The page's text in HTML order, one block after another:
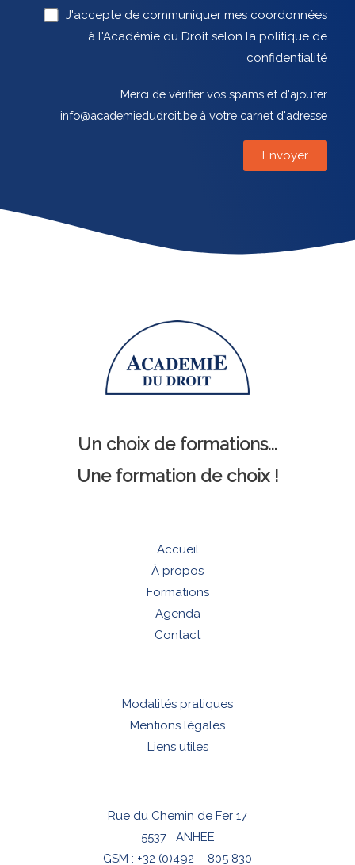
J'accepte de communiquer mes coordonnées
à l'Académie du Droit selon la politique de
confidentialité
Merci de vérifier vos spams et d'ajouter
info@academiedudroit.be à votre carnet d'adresse
Un choix de formations...
Une formation de choix !
Accueil
À propos
Formations
Agenda
Contact
Modalités pratiques
Mentions légales
Liens utiles
Rue du Chemin de Fer 17
5537 ANHEE
GSM : +32 (0)492 – 805 830